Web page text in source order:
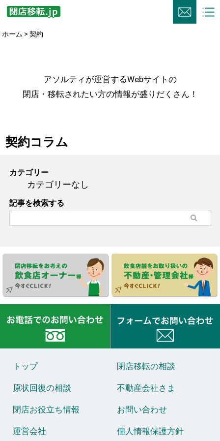
ホーム > 契約
アソルティが運営するWebサイトの
閉店・移転されたい方の情報が盛りだくさん！
契約コラム
カテゴリー
カテゴリーなし
記事を検索する
トップ 閉店移転の相談
原状回復の相談 不動産会社さま
閉店お役立ち情報 お問い合わせ
運営会社 個人情報保護方針